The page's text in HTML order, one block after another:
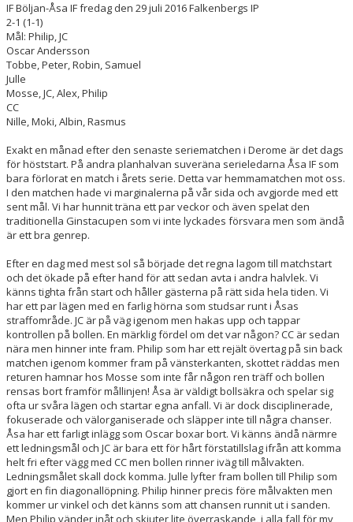
DOKUMENT
KONTAKT
MATCHER
IF Böljan-Åsa IF fredag den 29 juli 2016 Falkenbergs IP
2-1 (1-1)
Mål: Philip, JC
Oscar Andersson
Tobbe, Peter, Robin, Samuel
Julle
Mosse, JC, Alex, Philip
CC
Nille, Moki, Albin, Rasmus
Exakt en månad efter den senaste seriematchen i Derome är det dags
för höststart. På andra planhalvan suveräna serieledarna Åsa IF som
bara förlorat en match i årets serie. Detta var hemmamatchen mot oss.
I den matchen hade vi marginalerna på vår sida och avgjorde med ett
sent mål. Vi har hunnit träna ett par veckor och även spelat den
traditionella Ginstacupen som vi inte lyckades försvara men som ändå
är ett bra genrep.
Efter en dag med mest sol så började det regna lagom till matchstart
och det ökade på efter hand för att sedan avta i andra halvlek. Vi
känns tighta från start och håller gästerna på rätt sida hela tiden. Vi
har ett par lägen med en farlig hörna som studsar runt i Åsas
straffområde. JC är på väg igenom men hakas upp och tappar
kontrollen på bollen. En märklig fördel om det var någon? CC är sedan
nära men hinner inte fram. Philip som har ett rejält övertag på sin back
matchen igenom kommer fram på vänsterkanten, skottet räddas men
returen hamnar hos Mosse som inte får någon ren träff och bollen
rensas bort framför mållinjen! Åsa är väldigt bollsäkra och spelar sig
ofta ur svåra lägen och startar egna anfall. Vi är dock disciplinerade,
fokuserade och välorganiserade och släpper inte till några chanser.
Åsa har ett farligt inlägg som Oscar boxar bort. Vi känns ändå närmre
ett ledningsmål och JC är bara ett för hårt förstatillslag ifrån att komma
helt fri efter vägg med CC men bollen rinner iväg till målvakten.
Ledningsmålet skall dock komma. Julle lyfter fram bollen till Philip som
gjort en fin diagonallöpning. Philip hinner precis före målvakten men
kommer ur vinkel och det känns som att chansen runnit ut i sanden.
Men Philip vänder inåt och skjuter lite överraskande, i alla fall för mv